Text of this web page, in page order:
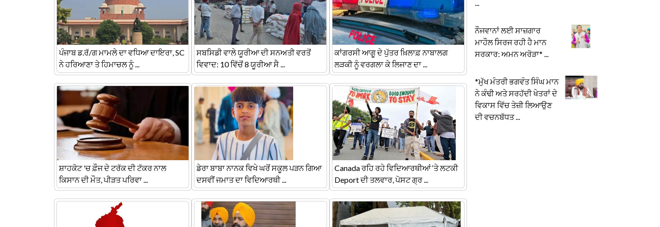
ਪੰਜਾਬ ਡ.ਰੱ/ਗ ਮਾਮਲੇ ਦਾ ਵਧਿਆ ਦਾਇਰਾ, SC
ਨੇ ਹਰਿਆਣਾ ਤੇ ਹਿਮਾਚਲ ਨੂੰ ...
ਸਬਸਿਡੀ ਵਾਲੇ ਯੂਰੀਆ ਦੀ ਸਨਅਤੀ ਵਰਤੋਂ
ਵਿਵਾਦ: 10 ਵਿੱਚੋਂ 8 ਯੂਰੀਆ ਸੈ ...
ਕਾਂਗਰਸੀ ਆਗੂ ਦੇ ਪੁੱਤਰ ਖ਼ਿਲਾਫ਼ ਨਾਬਾਲਗ
ਲੜਕੀ ਨੂੰ ਵਰਗਲਾ ਕੇ ਲਿਜਾਣ ਦਾ ...
ਸ਼ਾਹਕੋਟ 'ਚ ਫ਼ੌਜ ਦੇ ਟਰੱਕ ਦੀ ਟੱਕਰ ਨਾਲ
ਕਿਸਾਨ ਦੀ ਮੌਤ, ਪੀੜਤ ਪਰਿਵਾ ...
ਡੇਰਾ ਬਾਬਾ ਨਾਨਕ ਵਿਖੇ ਘਰੋਂ ਸਕੂਲ ਪੜਨ ਗਿਆ
ਦਸਵੀਂ ਜਮਾਤ ਦਾ ਵਿਦਿਆਰਥੀ ...
Canada ਰਹਿ ਰਹੇ ਵਿਦਿਆਰਥੀਆਂ ‘ਤੇ ਲਟਕੀ
Deport ਦੀ ਤਲਵਾਰ, ਪੋਸਟ ਗ੍ਰ ...
...
ਨੌਜਵਾਨਾਂ ਲਈ ਸਾਜ਼ਗਾਰ
ਮਾਹੌਲ ਸਿਰਜ ਰਹੀ ਹੈ ਮਾਨ
ਸਰਕਾਰ: ਅਮਨ ਅਰੋੜਾ* ...
*ਮੁੱਖ ਮੰਤਰੀ ਭਗਵੰਤ ਸਿੰਘ ਮਾਨ
ਨੇ ਕੰਢੀ ਅਤੇ ਸਰਹੱਦੀ ਖੇਤਰਾਂ ਦੇ
ਵਿਕਾਸ ਵਿੱਚ ਤੇਜ਼ੀ ਲਿਆਉਣ
ਦੀ ਵਚਨਬੱਧਤ ...